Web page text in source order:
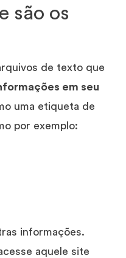
são os
de texto que
em seu
uma etiqueta de
por exemplo:
informações.
aquele site